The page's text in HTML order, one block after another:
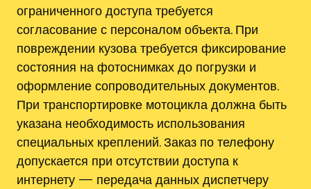
ограниченного доступа требуется
согласование с персоналом объекта. При
повреждении кузова требуется фиксирование
состояния на фотоснимках до погрузки и
оформление сопроводительных документов.
При транспортировке мотоцикла должна быть
указана необходимость использования
специальных креплений. Заказ по телефону
допускается при отсутствии доступа к
интернету — передача данных диспетчеру